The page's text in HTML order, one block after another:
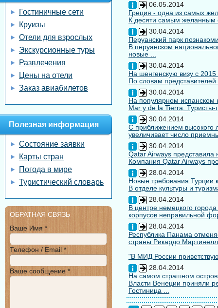
06.05.2014
Греция - одна из самых
К десяти самым желанным
30.04.2014
Перуанский парк
В перуанском
новые ...
30.04.2014
На шенгенскую визу с 2015
По словам
30.04.2014
На популярном испанском
Mar y de la Tierra. Туристы-
30.04.2014
С приближением высокого
увеличивает число
30.04.2014
Qatar Airways
Компания Qatar Airways
28.04.2014
Новые требования Турции
В отделе культуры и
28.04.2014
В центре немецкого
корпусов неправильной
28.04.2014
Республика Панама
страны Рикардо
"В МИД России
28.04.2014
На самом страшном
Власти Венеции приняли
Гостиница ...
Гостиничные сети
Круизы
Отели для взрослых
Экскурсионные туры
Развлечения
Цены на отели
Заказ авиабилетов
Полезная информация
Состояние заявки
Карты стран
Погода в мире
Туристический словарь
ОБРАТНАЯ СВЯЗЬ
Ваше Имя *
Телефон / Email *
Ваше сообщение *